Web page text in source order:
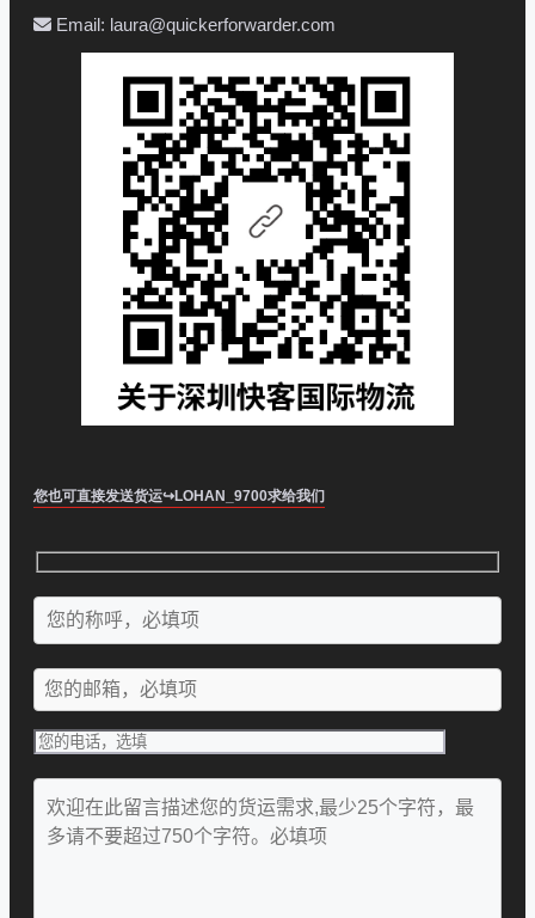
Email: laura@quickerforwarder.com
您也可直接发送货运↪LOHAN_9700求给我们